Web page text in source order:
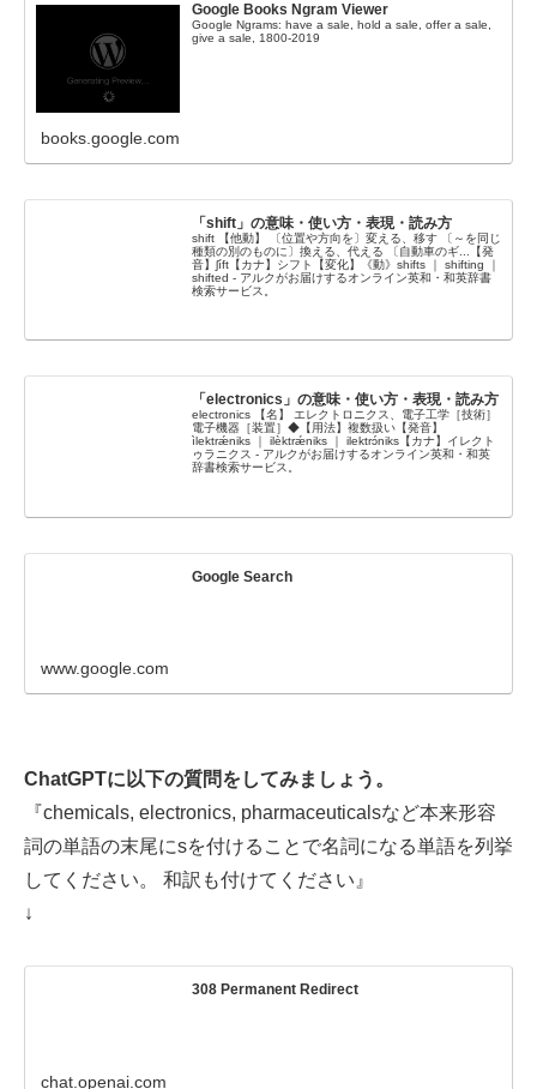
Google Books Ngram Viewer
Google Ngrams: have a sale, hold a sale, offer a sale,
give a sale, 1800-2019
books.google.com
「shift」の意味・使い方・表現・読み方
shift 【他動】 〔位置や方向を〕変える、移す 〔～を同じ
種類の別のものに〕換える、代える 〔自動車のギ...【発
音】ʃíft【カナ】シフト【変化】《動》shifts ｜ shifting ｜
shifted - アルクがお届けするオンライン英和・和英辞書
検索サービス。
「electronics」の意味・使い方・表現・読み方
electronics 【名】 エレクトロニクス、電子工学［技術］
電子機器［装置］◆【用法】複数扱い【発音】
ìlektrǽniks ｜ ilèktrǽniks ｜ ilektrɔ́niks【カナ】イレクト
ゥラニクス - アルクがお届けするオンライン英和・和英
辞書検索サービス。
Google Search
www.google.com
ChatGPTに以下の質問をしてみましょう。
『chemicals, electronics, pharmaceuticalsなど本来形容
詞の単語の末尾にsを付けることで名詞になる単語を列挙
してください。 和訳も付けてください』
↓
308 Permanent Redirect
chat.openai.com